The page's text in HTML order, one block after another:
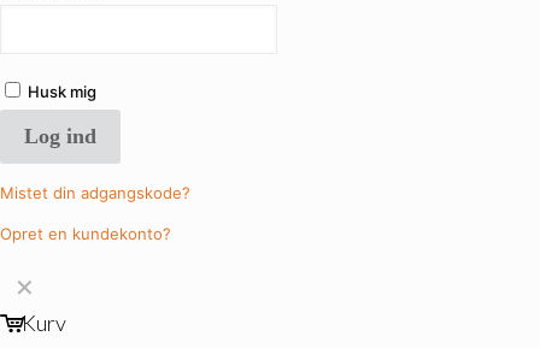
Husk mig
Log ind
Mistet din adgangskode?
Opret en kundekonto?
✕
Kurv